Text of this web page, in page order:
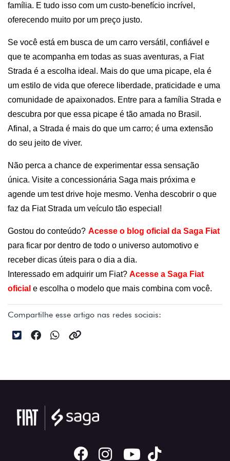
família. E tudo isso com um custo-benefício incrível,
oferecendo muito por um preço justo.
Se você está em busca de um carro versátil, confiável e
que te acompanha em todas as suas aventuras, a Fiat
Strada é a escolha ideal. Mais do que uma picape, ela é
um estilo de vida que oferece liberdade, praticidade e uma
comunidade de apaixonados. Entre para a família Strada e
descubra por que essa picape é tão amada no Brasil.
Afinal, a Strada é mais do que um carro; é uma extensão
do seu jeito de viver.
Não perca a chance de experimentar essa sensação
única. Visite a concessionária Saga mais próxima e
agende um test drive hoje mesmo. Venha descobrir o que
faz da Fiat Strada um veículo tão especial!
Gostou do conteúdo? Acesse o blog oficial da Saga Fiat
para ficar por dentro de todo o universo automotivo e
receber dicas úteis para o dia a dia.
Interessado em adquirir um Fiat? Acesse a Saga Fiat
oficial e escolha o modelo que mais combina com você.
Compartilhe esse artigo nas redes sociais: